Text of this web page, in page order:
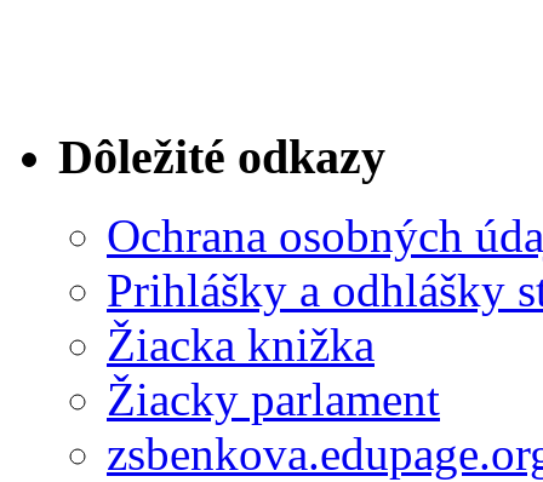
Dôležité odkazy
Ochrana osobných
Prihlášky a odhlášky
Žiacka knižka
Žiacky parlament